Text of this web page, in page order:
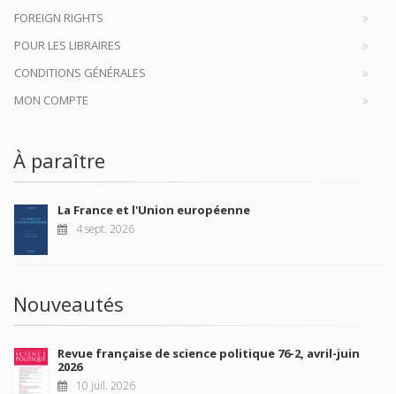
FOREIGN RIGHTS
POUR LES LIBRAIRES
CONDITIONS GÉNÉRALES
MON COMPTE
À paraître
La France et l'Union européenne
4 sept. 2026
Nouveautés
Revue française de science politique 76-2, avril-juin
2026
10 juil. 2026